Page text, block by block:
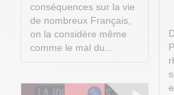
conséquences sur la vie
de nombreux Français,
on la considère même
comme le mal du...